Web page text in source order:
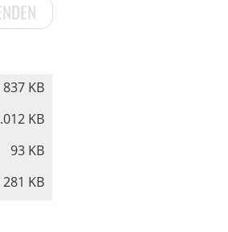
837 KB
KB
93 KB
281 KB